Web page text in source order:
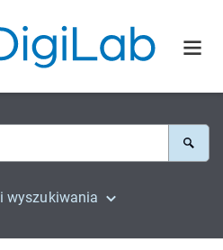
wyszukiwania